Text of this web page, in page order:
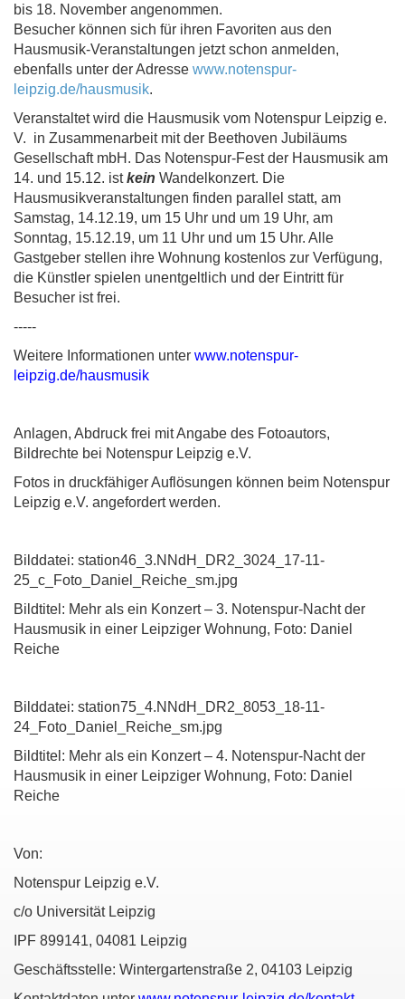
bis 18. November angenommen.
Besucher können sich für ihren Favoriten aus den
Hausmusik-Veranstaltungen jetzt schon anmelden,
ebenfalls unter der Adresse www.notenspur-
leipzig.de/hausmusik.
Veranstaltet wird die Hausmusik vom Notenspur Leipzig e.
V. in Zusammenarbeit mit der Beethoven Jubiläums
Gesellschaft mbH. Das Notenspur-Fest der Hausmusik am
14. und 15.12. istkein Wandelkonzert. Die
Hausmusikveranstaltungen finden parallel statt, am
Samstag, 14.12.19, um 15 Uhr und um 19 Uhr, am
Sonntag, 15.12.19, um 11 Uhr und um 15 Uhr. Alle
Gastgeber stellen ihre Wohnung kostenlos zur Verfügung,
die Künstler spielen unentgeltlich und der Eintritt für
Besucher ist frei.
-----
Weitere Informationen unter www.notenspur-
leipzig.de/hausmusik
Anlagen, Abdruck frei mit Angabe des Fotoautors,
Bildrechte bei Notenspur Leipzig e.V.
Fotos in druckfähiger Auflösungen können beim Notenspur
Leipzig e.V. angefordert werden.
Bilddatei: station46_3.NNdH_DR2_3024_17-11-
25_c_Foto_Daniel_Reiche_sm.jpg
Bildtitel: Mehr als ein Konzert – 3. Notenspur-Nacht der
Hausmusik in einer Leipziger Wohnung, Foto: Daniel
Reiche
Bilddatei: station75_4.NNdH_DR2_8053_18-11-
24_Foto_Daniel_Reiche_sm.jpg
Bildtitel: Mehr als ein Konzert – 4. Notenspur-Nacht der
Hausmusik in einer Leipziger Wohnung, Foto: Daniel
Reiche
Von:
Notenspur Leipzig e.V.
c/o Universität Leipzig
IPF 899141, 04081 Leipzig
Geschäftsstelle: Wintergartenstraße 2, 04103 Leipzig